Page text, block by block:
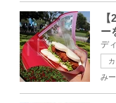
ー
みー